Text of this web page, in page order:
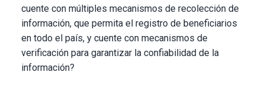
cuente con múltiples mecanismos de recolección de
información, que permita el registro de beneficiarios
en todo el país, y cuente con mecanismos de
verificación para garantizar la confiabilidad de la
información?